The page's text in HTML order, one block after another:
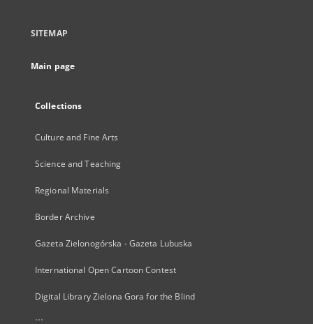
SITEMAP
Main page
Collections
Culture and Fine Arts
Science and Teaching
Regional Materials
Border Archive
Gazeta Zielonogórska - Gazeta Lubuska
International Open Cartoon Contest
Digital Library Zielona Gora for the Blind
...